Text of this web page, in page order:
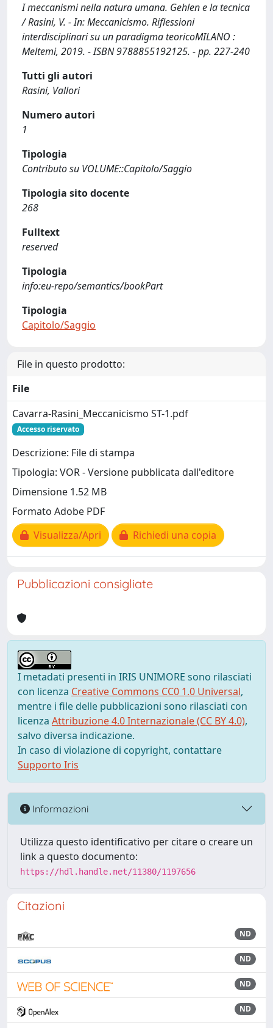
I meccanismi nella natura umana. Gehlen e la tecnica
/ Rasini, V. - In: Meccanicismo. Riflessioni
interdisciplinari su un paradigma teoricoMILANO :
Meltemi, 2019. - ISBN 9788855192125. - pp. 227-240
Tutti gli autori
Rasini, Vallori
Numero autori
1
Tipologia
Contributo su VOLUME::Capitolo/Saggio
Tipologia sito docente
268
Fulltext
reserved
Tipologia
info:eu-repo/semantics/bookPart
Tipologia
Capitolo/Saggio
File in questo prodotto:
File
Cavarra-Rasini_Meccanicismo ST-1.pdf
Accesso riservato
Descrizione: File di stampa
Tipologia: VOR - Versione pubblicata dall'editore
Dimensione 1.52 MB
Formato Adobe PDF
Visualizza/Apri
Richiedi una copia
Pubblicazioni consigliate
I metadati presenti in IRIS UNIMORE sono rilasciati
con licenza Creative Commons CC0 1.0 Universal,
mentre i file delle pubblicazioni sono rilasciati con
licenza Attribuzione 4.0 Internazionale (CC BY 4.0),
salvo diversa indicazione.
In caso di violazione di copyright, contattare
Supporto Iris
Informazioni
Utilizza questo identificativo per citare o creare un
link a questo documento:
https://hdl.handle.net/11380/1197656
Citazioni
ND
ND
ND
ND